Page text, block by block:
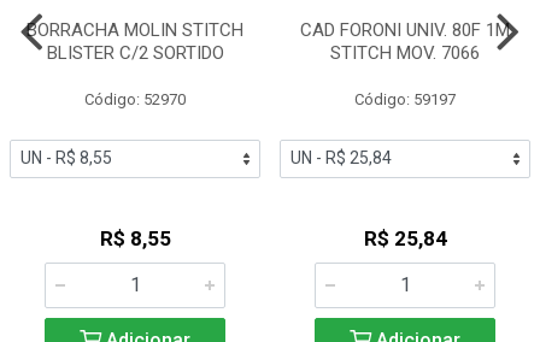
BORRACHA MOLIN STITCH
BLISTER C/2 SORTIDO
Código: 52970
R$ 8,55
CAD FORONI UNIV. 80F 1M
STITCH MOV. 7066
Código: 59197
R$ 25,84